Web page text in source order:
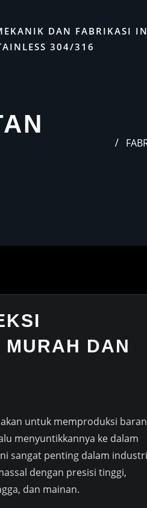
DAN FABRIKASI
304/316
MURAH DAN
untuk memproduksi
menyuntikkannya ke dalam
sangat penting dalam industri
dengan presisi tinggi,
dan mainan.